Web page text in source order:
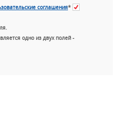
соглашения*
одно из двух полей -